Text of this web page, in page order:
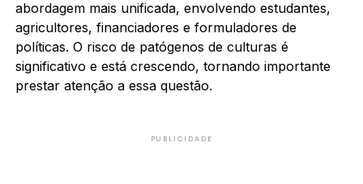
abordagem mais unificada, envolvendo estudantes,
agricultores, financiadores e formuladores de
políticas. O risco de patógenos de culturas é
significativo e está crescendo, tornando importante
prestar atenção a essa questão.
PUBLICIDADE